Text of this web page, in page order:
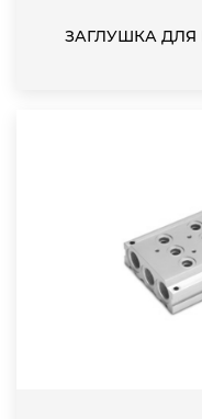
ЗАГЛУШКА ДЛЯ